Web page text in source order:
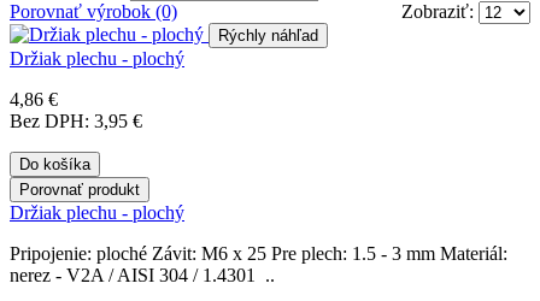
Zobraziť:
Porovnať výrobok (0)
Rýchly náhľad
Držiak plechu - plochý
4,86 €
Bez DPH: 3,95 €
Do košíka
Porovnať produkt
Držiak plechu - plochý
Pripojenie: ploché Závit: M6 x 25 Pre plech: 1.5 - 3 mm Materiál:
nerez - V2A / AISI 304 / 1.4301 ..